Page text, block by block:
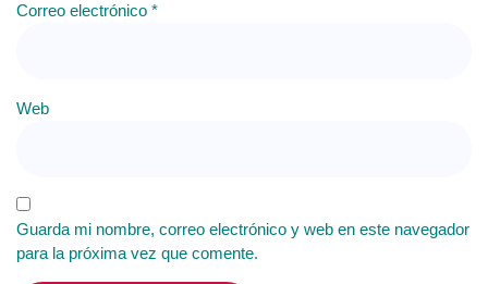
Correo electrónico *
Web
Guarda mi nombre, correo electrónico y web en este navegador
para la próxima vez que comente.